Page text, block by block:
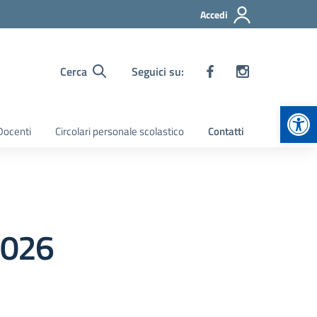
Accedi
Cerca Seguici su:
Circolari personale scolastico Contatti